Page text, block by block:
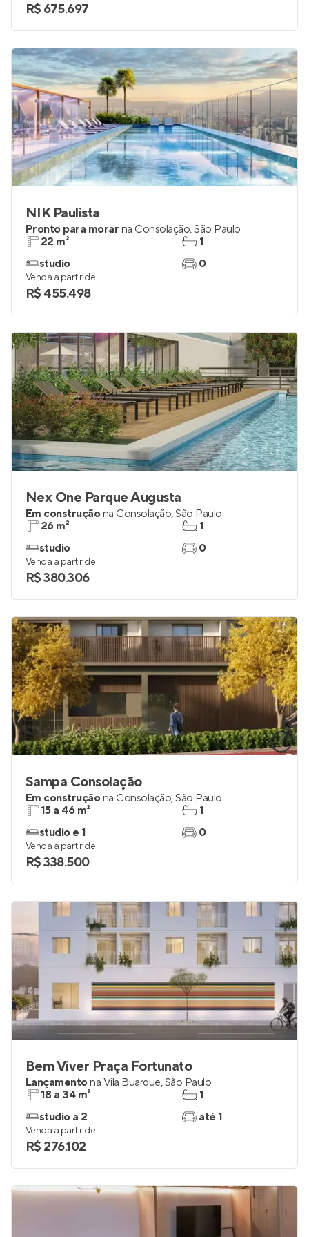
R$ 675.697
NIK Paulista
Pronto para morar na Consolação,São Paulo
22 m²
studio
1
0
Venda a partir de
R$ 455.498
Nex One Parque Augusta
Em construçãona Consolação,São Paulo
26 m²
studio
1
0
Venda a partir de
R$ 380.306
Sampa Consolação
Em construçãona Consolação,São Paulo
15 a 46 m²
studio e 1
1
0
Venda a partir de
R$ 338.500
Bem Viver Praça Fortunato
Lançamentona Vila Buarque,São Paulo
18 a 34 m²
studio a 2
1
até 1
Venda a partir de
R$ 276.102